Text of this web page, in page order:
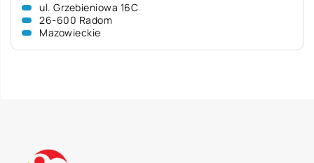
ul. Grzebieniowa 16C
26-600 Radom
Mazowieckie